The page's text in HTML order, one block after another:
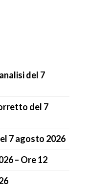
del 7
del 7
7 agosto 2026
– Ore 12